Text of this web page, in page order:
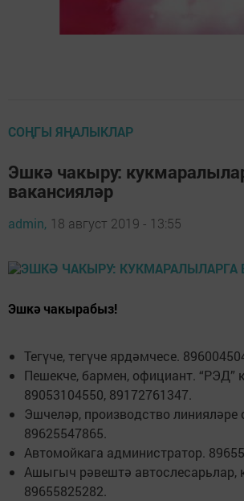
СОҢГЫ ЯҢАЛЫКЛАР
Эшкә чакыру:
вакансияләр
admin, 18 август 2019 - 13:55
Эшкә чакырабыз!
Тегүче, тегүче ярдәмчесе.
Пешекче, бармен, официант. “РЭД”
89053104550, 89172761347.
Эшчеләр, производство линияләре
89625547865.
Автомойкага администратор.
Ашыгыч рәвештә автослесарьлар,
89655825282.